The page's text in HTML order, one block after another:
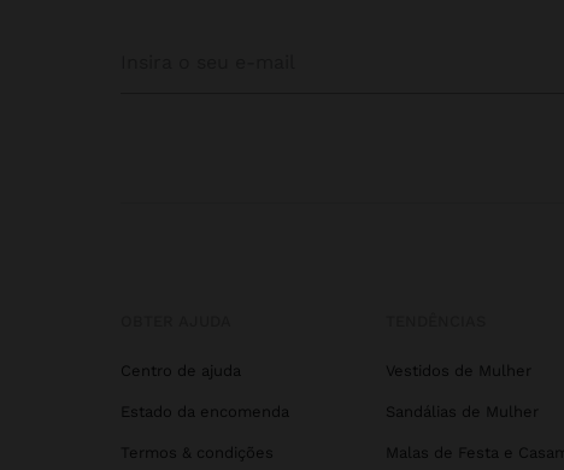
Centro de ajuda
Estado da encomenda
Termos & condições
Vestidos de Mulher
Sandálias de Mulher
Malas de Festa e